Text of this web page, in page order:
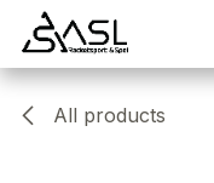
Overslaan naar inhoud
All products